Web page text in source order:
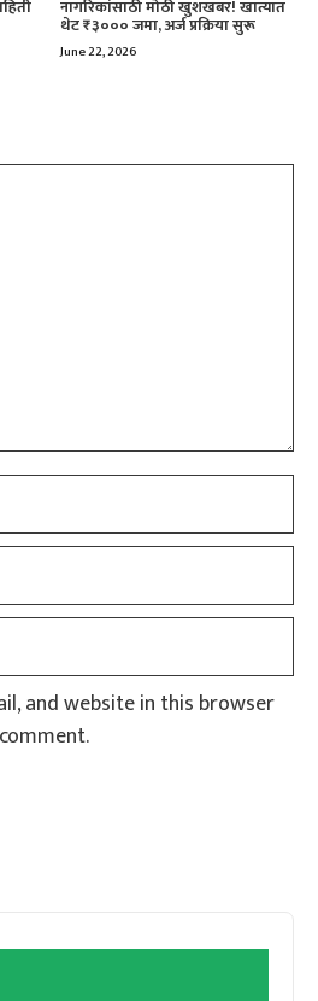
नागरिकांसाठी मोठी खुशखबर! खात्यात
थेट ₹३००० जमा, अर्ज प्रक्रिया सुरू
June 22, 2026
and website in this browser